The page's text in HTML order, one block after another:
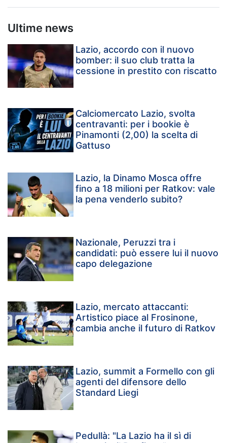
Ultime news
Lazio, accordo con il nuovo
bomber: il suo club tratta la
cessione in prestito con riscatto
Calciomercato Lazio, svolta
centravanti: per i bookie è
Pinamonti (2,00) la scelta di
Gattuso
Lazio, la Dinamo Mosca offre
fino a 18 milioni per Ratkov: vale
la pena venderlo subito?
Nazionale, Peruzzi tra i
candidati: può essere lui il nuovo
capo delegazione
Lazio, mercato attaccanti:
Artistico piace al Frosinone,
cambia anche il futuro di Ratkov
Lazio, summit a Formello con gli
agenti del difensore dello
Standard Liegi
Pedullà: "La Lazio ha il sì di